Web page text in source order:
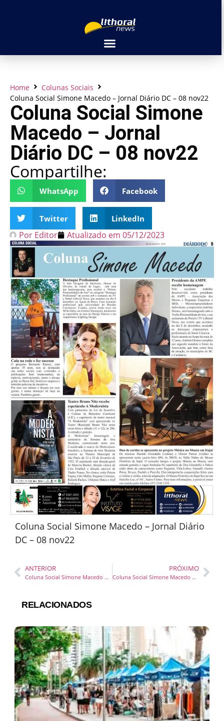
Home
Colunas Sociais
Coluna Social Simone Macedo – Jornal Diário DC – 08 nov22
Coluna Social Simone
Macedo – Jornal
Diário DC – 08 nov22
Compartilhe:
WhatsApp Facebook
Twitter LinkedIn
Por Editor Atualizado em 05/12/2023
Coluna Social Simone Macedo – Jornal Diário
DC – 08 nov22
ANTERIOR
Coluna Social Simone Macedo – Jornal Diário DC – 01 e 02 nov22
PRÓXIMO
Coluna Social Simone Macedo – Jornal Diário DC – 09 nov22
RELACIONADOS